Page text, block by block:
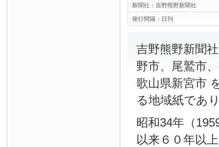
新聞社： 吉野熊野新聞社
発行間隔： 日刊
吉野熊野新聞
野市、尾鷲市
歌山県新宮市
る地域紙であ
昭和34年（
以来６０年以